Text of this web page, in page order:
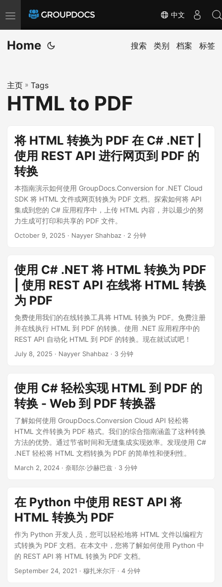
T
o
g
e
n
g
a
o
中文
Home 搜索 类别 档案 标签
主页 » Tags
HTML to PDF
将 HTML 转换为 PDF 在 C# .NET |
使用 REST API 进行网页到 PDF 的
转换
本指南演示如何使用 GroupDocs.Conversion for .NET Cloud
SDK 将 HTML 文件或网页转换为 PDF 文档。探索如何将 API
集成到您的 C# 应用程序中，上传 HTML 内容，并以最少的努
力生成可打印和共享的 PDF 文件。
October 9, 2025 · Nayyer Shahbaz · 2 分钟
使用 C# .NET 将 HTML 转换为 PDF
| 使用 REST API 在线将 HTML 转换
为 PDF
免费使用我们的在线转换工具将 HTML 转换为 PDF。免费注册
并在线执行 HTML 到 PDF 的转换。使用 .NET 应用程序中的
REST API 自动化 HTML 到 PDF 的转换。现在就试试吧！
July 8, 2025 · Nayyer Shahbaz · 3 分钟
使用 C# 轻松实现 HTML 到 PDF 的
转换 - Web 到 PDF 转换器
了解如何使用 GroupDocs.Conversion Cloud API 轻松将
HTML 文件转换为 PDF 格式。我们的综合指南涵盖了这种转换
方法的优势。通过节省时间和无缝集成实现效率。发现使用 C#
.NET 轻松将 HTML 文档转换为 PDF 的简单性和便利性。
March 2, 2024 · 奈耶尔·沙赫巴兹 · 3 分钟
在 Python 中使用 REST API 将
HTML 转换为 PDF
作为 Python 开发人员，您可以轻松地将 HTML 文件以编程方
式转换为 PDF 文档。在本文中，您将了解如何使用 Python 中
的 REST API 将 HTML 转换为 PDF 文档。
September 24, 2021 · 穆扎米尔汗 · 4 分钟